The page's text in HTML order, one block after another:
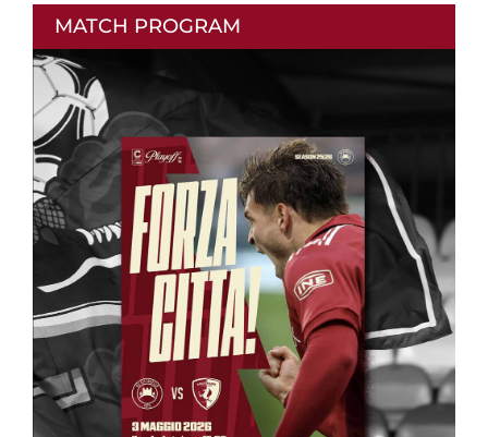
MATCH PROGRAM